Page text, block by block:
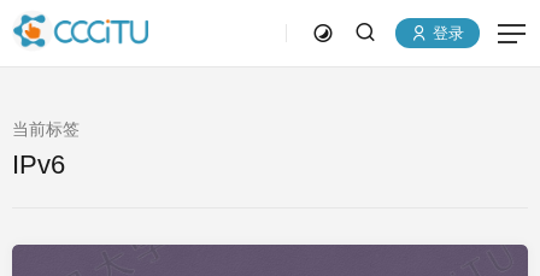
登录
当前标签
IPv6